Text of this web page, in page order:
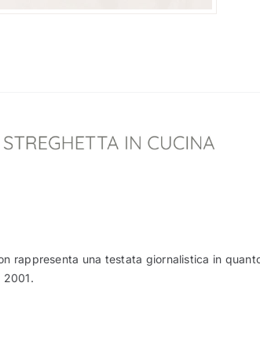
rappresenta una testata giornalistica in
2001.